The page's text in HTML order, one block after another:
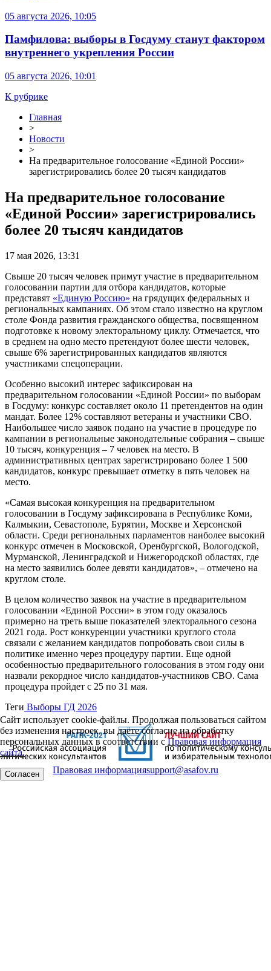
05 августа 2026, 10:05
Памфилова: выборы в Госдуму станут фактором
внутреннего укрепления России
05 августа 2026, 10:01
К рубрике
Главная
>
Новости
>
На предварительное голосование «Единой России»
зарегистрировались более 20 тысяч кандидатов
На предварительное голосование
«Единой России» зарегистрировались
более 20 тысяч кандидатов
17 мая 2026, 13:31
Свыше 20 тысяч человек примут участие в предварительном
голосовании партии для отбора кандидатов, которые
представят «Единую Россию» на грядущих федеральных и
региональных кампаниях. Об этом стало известно на круглом
столе Фонда развития гражданского общества, посвященном
подготовке к новому электоральному циклу. Отмечается, что
в среднем на одно место претендуют более шести человек,
свыше 6% зарегистрированных кандидатов являются
участниками спецоперации.
Особенно высокий интерес зафиксирован на
предварительном голосовании «Единой России» по выборам
в Госдуму: конкурс составляет около 11 претендентов на один
мандат. Более 12% составляют ветераны и участники СВО.
Наибольшее число заявок подано на участие в процедуре по
кампании в региональные законодательные собрания – свыше
10 тысяч, конкуренция – 7 человек на место. В
административных центрах зарегистрировано более 1 500
кандидатов, конкурс превышает отметку в пять человек на
место.
«Самая высокая конкуренция на предварительном
голосовании в Госдуму зафиксирована в Республике Коми,
Калмыкии, Севастополе, Бурятии, Москве и Херсонской
области. Среди региональных парламентов наиболее высокий
конкурс отмечен в Московской, Оренбургской, Вологодской,
Мурманской, Ленинградской и Нижегородской областях, где
на место заявились более девяти кандидатов», – отмечено на
круглом столе.
В целом количество заявок на участие в предварительном
голосовании «Единой России» в этом году оказалось
примерно на треть выше показателей электорального сезона
2021 года. Рост конкуренции участники круглого стола
связали с желанием кандидатов попробовать свои силы в
политике именно через процедуру партии. Еще одной
особенностью предварительного голосования в этом году они
назвали рекордное число кандидатов-участников СВО. Сама
процедура пройдет с 25 по 31 мая.
Теги Выборы ГД 2026
Сайт использует cookie-файлы. Продолжая пользоваться сайтом
без изменения настроек, вы даёте согласие на обработку
персональных данных в соответствии сПравовая информация
сайта.
Согласен Правовая информацияsupport@asafov.ru